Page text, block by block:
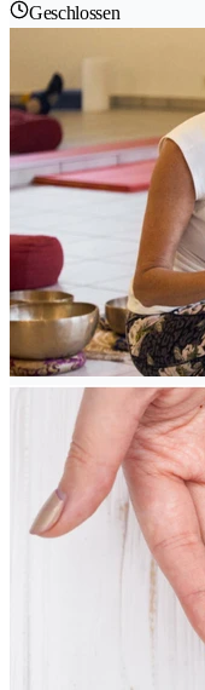
Geschlossen